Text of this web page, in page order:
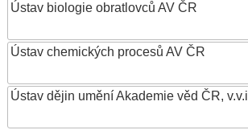
Ústav biologie obratlovců AV ČR
Ústav chemických procesů AV ČR
Ústav dějin umění Akademie věd ČR, v.v.i